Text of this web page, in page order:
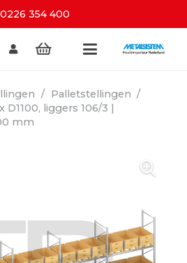
0226 354 400
/ Palletstellingen /
liggers 106/3 |
mm